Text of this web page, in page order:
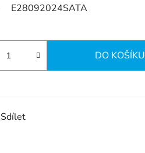
E28092024SATA
DO KOŠÍKU
Sdílet